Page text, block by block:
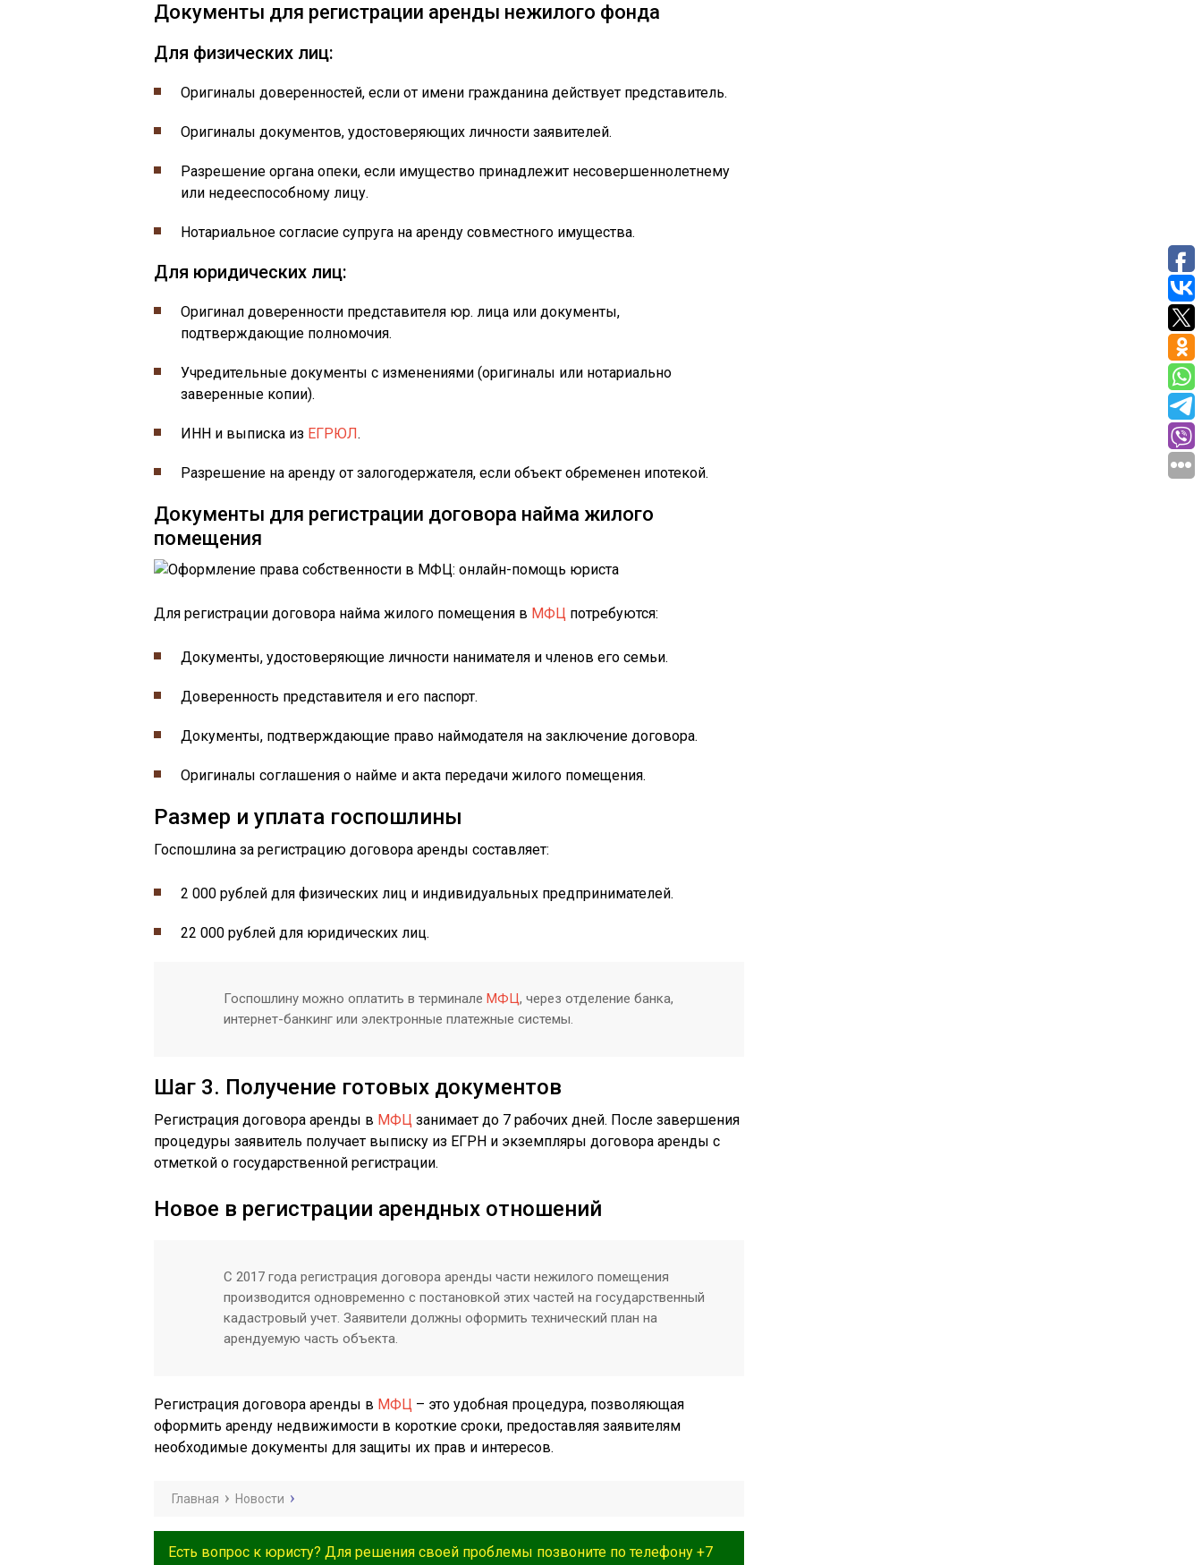
Документы для регистрации аренды нежилого фонда
Для физических лиц:
Оригиналы доверенностей, если от имени гражданина действует представитель.
Оригиналы документов, удостоверяющих личности заявителей.
Разрешение органа опеки, если имущество принадлежит несовершеннолетнему
или недееспособному лицу.
Нотариальное согласие супруга на аренду совместного имущества.
Для юридических лиц:
Оригинал доверенности представителя юр. лица или документы,
подтверждающие полномочия.
Учредительные документы с изменениями (оригиналы или нотариально
заверенные копии).
ИНН и выписка из ЕГРЮЛ.
Разрешение на аренду от залогодержателя, если объект обременен ипотекой.
Документы для регистрации договора найма жилого
помещения
Для регистрации договора найма жилого помещения в МФЦ потребуются:
Документы, удостоверяющие личности нанимателя и членов его семьи.
Доверенность представителя и его паспорт.
Документы, подтверждающие право наймодателя на заключение договора.
Оригиналы соглашения о найме и акта передачи жилого помещения.
Размер и уплата госпошлины
Госпошлина за регистрацию договора аренды составляет:
2 000 рублей для физических лиц и индивидуальных предпринимателей.
22 000 рублей для юридических лиц.
Госпошлину можно оплатить в терминале МФЦ, через отделение банка,
интернет-банкинг или электронные платежные системы.
Шаг 3. Получение готовых документов
Регистрация договора аренды в МФЦ занимает до 7 рабочих дней. После завершения
процедуры заявитель получает выписку из ЕГРН и экземпляры договора аренды с
отметкой о государственной регистрации.
Новое в регистрации арендных отношений
С 2017 года регистрация договора аренды части нежилого помещения
производится одновременно с постановкой этих частей на государственный
кадастровый учет. Заявители должны оформить технический план на
арендуемую часть объекта.
Регистрация договора аренды в МФЦ – это удобная процедура, позволяющая
оформить аренду недвижимости в короткие сроки, предоставляя заявителям
необходимые документы для защиты их прав и интересов.
Главная Новости
Есть вопрос к юристу? Для решения своей проблемы позвоните по телефону +7